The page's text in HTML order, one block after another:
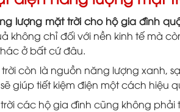
lượng mặt trời cho hộ gia đình
không chỉ đối với nền kinh tế mà
ở bất cứ đâu.
còn là nguồn năng lượng xanh,
giúp tiết kiệm điện một cách hiệu
các hộ gia đình cũng không phải